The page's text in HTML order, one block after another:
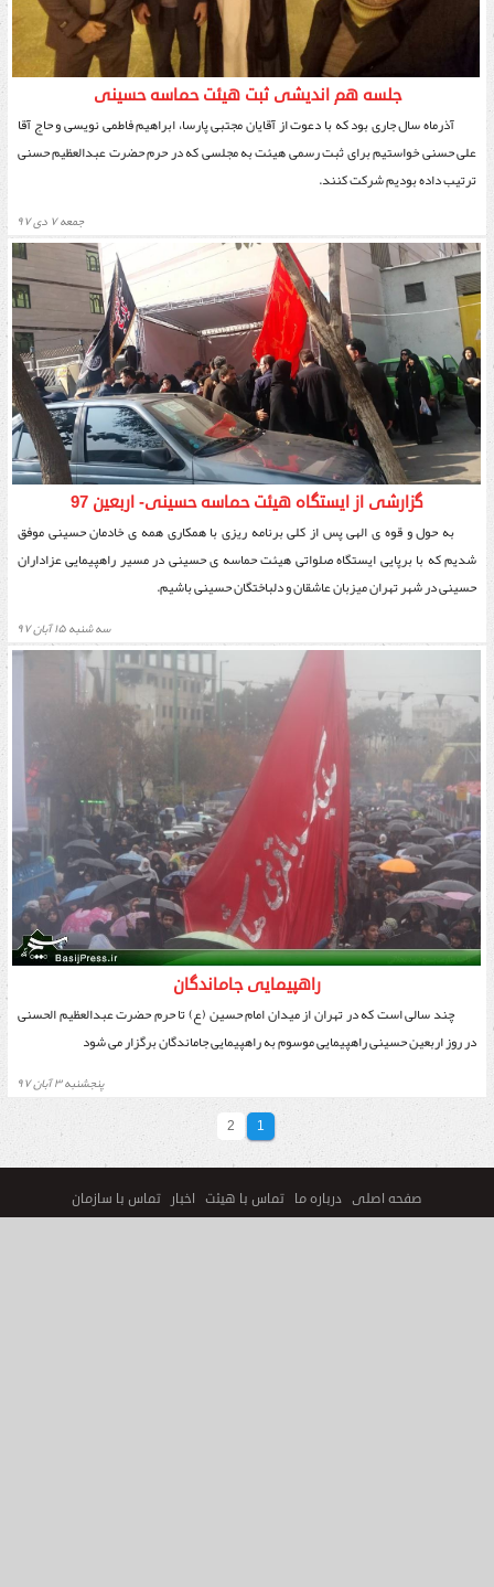
جلسه هم اندیشی ثبت هیئت حماسه حسینی
آذرماه سال جاری بود که با دعوت از آقایان مجتبی پارسا، ابراهیم فاطمی نویسی و حاج آقا
علی حسنی خواستیم برای ثبت رسمی هیئت به مجلسی که در حرم حضرت عبدالعظیم حسنی
ترتیب داده بودیم شرکت کنند.
جمعه ۷ دی ۹۷
گزارشی از ایستگاه هیئت حماسه حسینی- اربعین 97
به حول و قوه ی الهی پس از کلی برنامه ریزی با همکاری همه ی خادمان حسینی موفق
شدیم که با برپایی ایستگاه صلواتی هیئت حماسه ی حسینی در مسیر راهپیمایی عزاداران
حسینی در شهر تهران میزبان عاشقان و دلباختگان حسینی باشیم.
سه شنبه ۱۵ آبان ۹۷
راهپیمایی جاماندگان
چند سالی است که در تهران از میدان امام حسین (ع) تا حرم حضرت عبدالعظیم الحسنی
در روز اربعین حسینی راهپیمایی موسوم به راهپیمایی جاماندگان برگزار می شود
پنجشنبه ۳ آبان ۹۷
1
2
صفحه اصلی درباره ما تماس با هیئت اخبار تماس با سازمان